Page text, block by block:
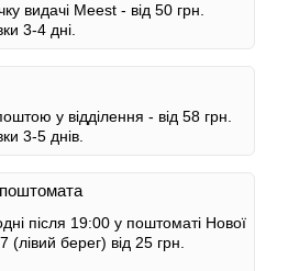
видачі Meest - від 50 грн.
3-4 дні.
у відділення - від 58 грн.
3-5 днів.
поштомата
після 19:00 у поштоматі Нової
берег) від 25 грн.